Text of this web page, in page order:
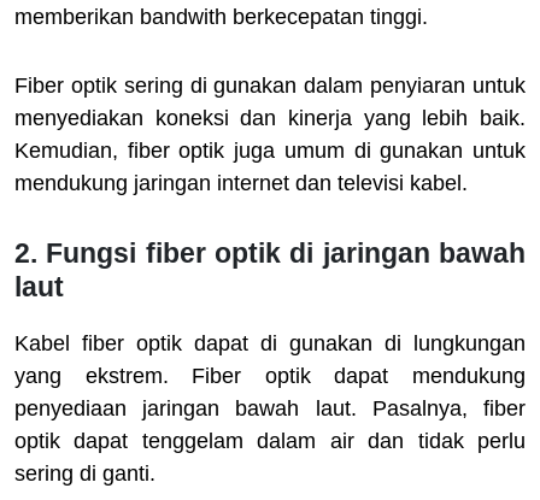
memberikan bandwith berkecepatan tinggi.
Fiber optik sering di gunakan dalam penyiaran untuk
menyediakan koneksi dan kinerja yang lebih baik.
Kemudian, fiber optik juga umum di gunakan untuk
mendukung jaringan internet dan televisi kabel.
2. Fungsi fiber optik di jaringan bawah
laut
Kabel fiber optik dapat di gunakan di lungkungan
yang ekstrem. Fiber optik dapat mendukung
penyediaan jaringan bawah laut. Pasalnya, fiber
optik dapat tenggelam dalam air dan tidak perlu
sering di ganti.